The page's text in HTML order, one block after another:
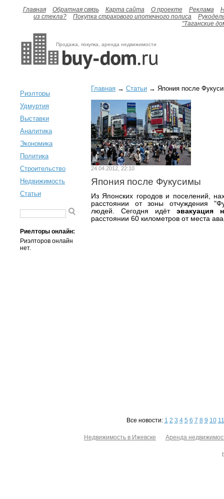
Главная Обратная связь Карта сайта О проекте Реклама
из стекла?
Покупка страхового ипотечного полиса
"Таганские
Продажа, покупка, аренда недвижимости
Риэлторы
Удмуртия
Выставки
Аналитика
Экономика
Политика
Строительство
Недвижимость
Статьи
Риелторы онлайн:
Риэлторов онлайн
нет.
Главная → Статьи → Япония после
24.04.2012, 22:10
Япония после Фукусимы
Из Японских городов и поселений,
расстоянии от зоны отчуждения
людей. Сегодня идёт эвакуация
расстоянии 60 километров от места
Все новости: 1 2 3 4 5 6 7 8 9 10 11
Недвижимость в Ижевске Аренда